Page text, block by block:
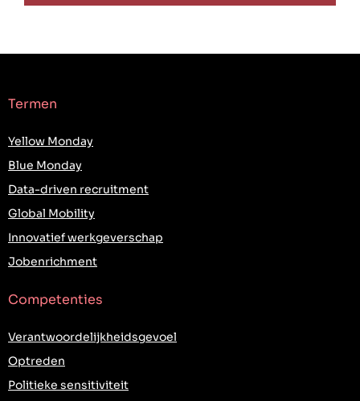
Termen
Yellow Monday
Blue Monday
Data-driven recruitment
Global Mobility
Innovatief werkgeverschap
Jobenrichment
Competenties
Verantwoordelijkheidsgevoel
Optreden
Politieke sensitiviteit